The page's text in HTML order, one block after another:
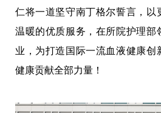
仁将一道坚守南丁格尔誓言，以
温暖的优质服务，在所院护理部
业，为打造国际一流血液健康创
健康贡献全部力量！